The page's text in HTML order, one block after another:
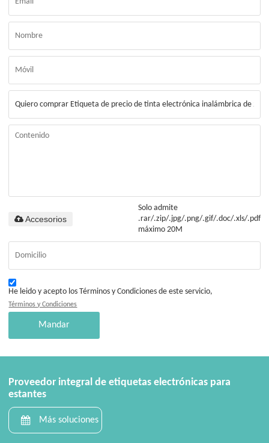
Solo admite
.rar/.zip/.jpg/.png/.gif/.doc/.xls/.pdf,
máximo 20M
Accesorios
He leido y acepto los Términos y Condiciones de este servicio,
Términos y Condiciones
Mandar
Proveedor integral de etiquetas electrónicas para
estantes
Más soluciones